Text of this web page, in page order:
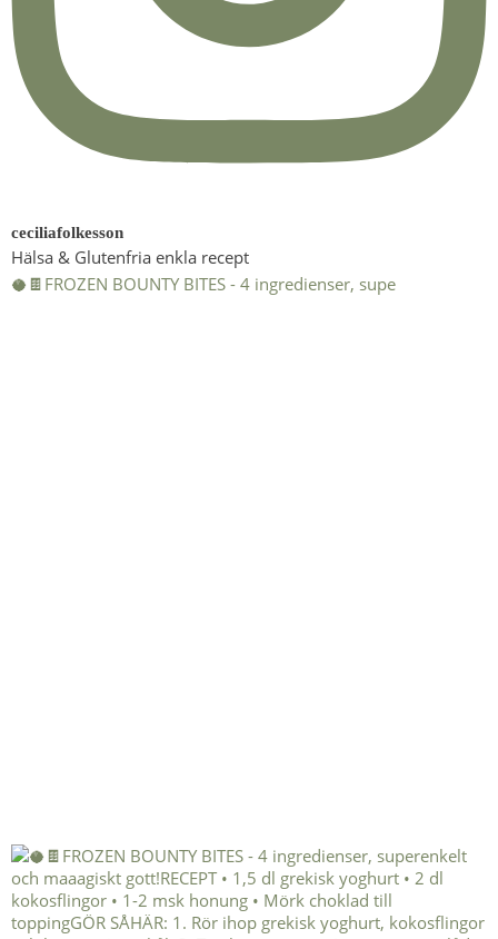
ceciliafolkesson
Hälsa & Glutenfria enkla recept
🥥🍫FROZEN BOUNTY BITES - 4 ingredienser, supe